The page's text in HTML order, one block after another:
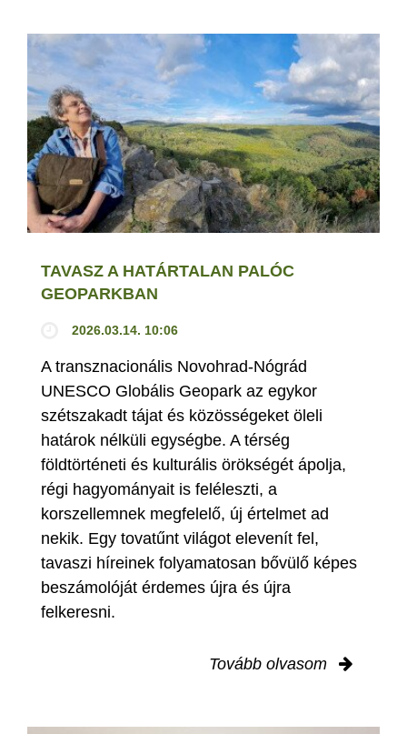
TAVASZ A HATÁRTALAN PALÓC
GEOPARKBAN
2026.03.14. 10:06
A transznacionális Novohrad-Nógrád
UNESCO Globális Geopark az egykor
szétszakadt tájat és közösségeket öleli
határok nélküli egységbe. A térség
földtörténeti és kulturális örökségét ápolja,
régi hagyományait is feléleszti, a
korszellemnek megfelelő, új értelmet ad
nekik. Egy tovatűnt világot elevenít fel,
tavaszi híreinek folyamatosan bővülő képes
beszámolóját érdemes újra és újra
felkeresni.
Tovább olvasom